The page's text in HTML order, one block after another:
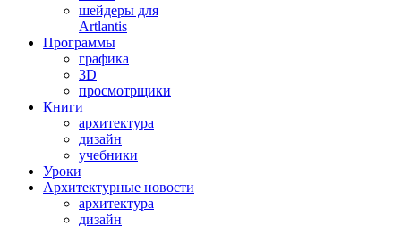
шейдеры для
Artlantis
Программы
графика
3D
просмотрщики
Книги
архитектура
дизайн
учебники
Уроки
Архитектурные новости
архитектура
дизайн